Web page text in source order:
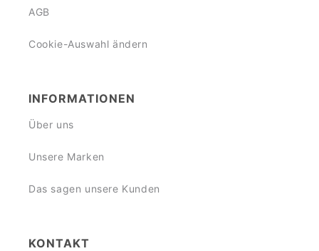
AGB
Cookie-Auswahl ändern
INFORMATIONEN
Über uns
Unsere Marken
Das sagen unsere Kunden
KONTAKT